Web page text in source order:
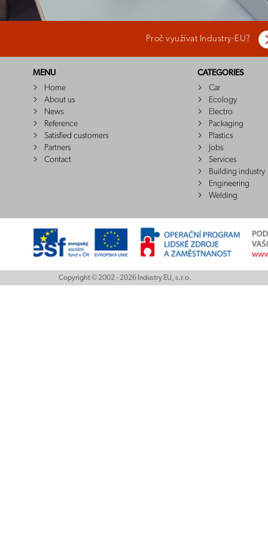
Proč využívat Industry-EU?
MENU
Home
About us
News
Reference
Satisfied customers
Partners
Contact
CATEGORIES
Car
Ecology
Electro
Packaging
Plastics
Jobs
Services
Building industry
Engineering
Welding
Copyright © 2002 - 2026 Industry EU, s.r.o.